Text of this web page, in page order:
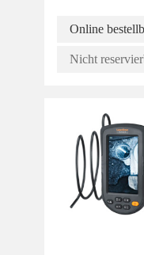
Online
Nicht